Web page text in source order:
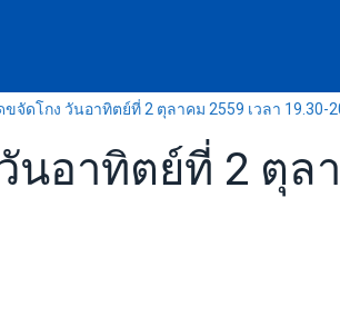
จัดโกง วันอาทิตย์ที่ 2 ตุลาคม 2559 เวลา 19.30-
อาทิตย์ที่ 2 ตุล